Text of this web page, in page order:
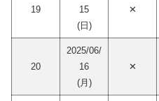
19
15
(日)
✕
20
2025/06/
16
(月)
✕